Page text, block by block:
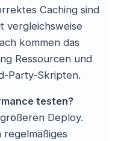
Caching sind
vergleichsweise
kommen das
Ressourcen und
Party-Skripten.
testen?
Deploy.
regelmäßiges